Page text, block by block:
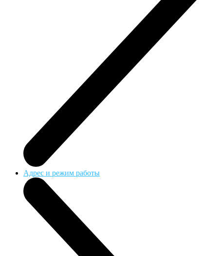
Адрес и режим работы